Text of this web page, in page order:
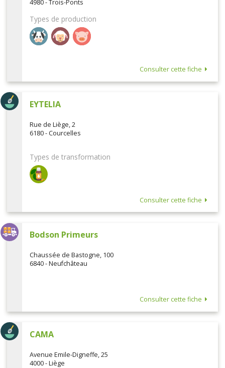
4980 - Trois-Ponts
Types de production
Consulter cette fiche
EYTELIA
Rue de Liège, 2
6180 - Courcelles
Types de transformation
Consulter cette fiche
Bodson Primeurs
Chaussée de Bastogne, 100
6840 - Neufchâteau
Consulter cette fiche
CAMA
Avenue Emile-Digneffe, 25
4000 - Liège